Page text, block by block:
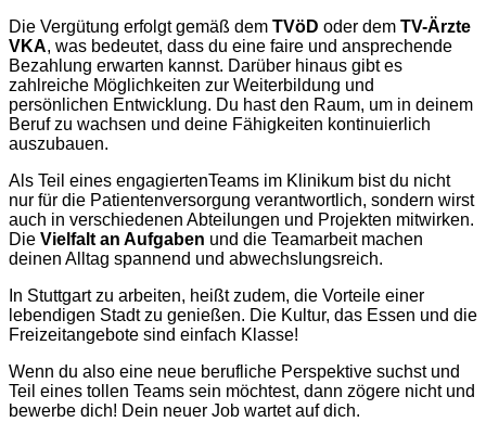
Die Vergütung erfolgt gemäß dem TVöD oder dem TV-Ärzte
VKA, was bedeutet, dass du eine faire und ansprechende
Bezahlung erwarten kannst. Darüber hinaus gibt es
zahlreiche Möglichkeiten zur Weiterbildung und
persönlichen Entwicklung. Du hast den Raum, um in deinem
Beruf zu wachsen und deine Fähigkeiten kontinuierlich
auszubauen.
Als Teil eines engagiertenTeams im Klinikum bist du nicht
nur für die Patientenversorgung verantwortlich, sondern wirst
auch in verschiedenen Abteilungen und Projekten mitwirken.
Die Vielfalt an Aufgaben und die Teamarbeit machen
deinen Alltag spannend und abwechslungsreich.
In Stuttgart zu arbeiten, heißt zudem, die Vorteile einer
lebendigen Stadt zu genießen. Die Kultur, das Essen und die
Freizeitangebote sind einfach Klasse!
Wenn du also eine neue berufliche Perspektive suchst und
Teil eines tollen Teams sein möchtest, dann zögere nicht und
bewerbe dich! Dein neuer Job wartet auf dich.